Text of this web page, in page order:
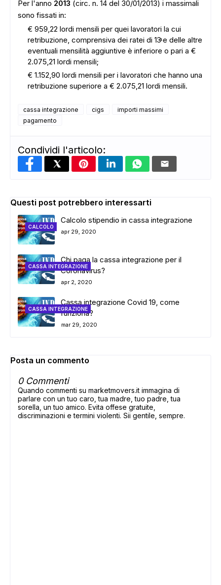
ADS
Per l'anno 2013 (circ. n. 14 del 30/01/2013) i massimali
sono fissati in:
€ 959,22 lordi mensili per quei lavoratori la cui
retribuzione, comprensiva dei ratei di 13ͣ e delle altre
eventuali mensilità aggiuntive è inferiore o pari a €
2.075,21 lordi mensili;
€ 1.152,90 lordi mensili per i lavoratori che hanno una
retribuzione superiore a € 2.075,21 lordi mensili.
cassa integrazione cigs
importi massimi
pagamento
Condividi l'articolo:
Questi post potrebbero interessarti
CALCOLO
Calcolo stipendio in cassa integrazione
apr 29, 2020
CASSA INTEGRAZIONE
Chi paga la cassa integrazione per il
Coronavirus?
apr 2, 2020
CASSA INTEGRAZIONE
Cassa integrazione Covid 19, come
funziona?
mar 29, 2020
Posta un commento
0 Commenti
Quando commenti su marketmovers.it immagina di
parlare con un tuo caro, tua madre, tuo padre, tua
sorella, un tuo amico. Evita offese gratuite,
discriminazioni e termini violenti. Sii gentile, sempre.